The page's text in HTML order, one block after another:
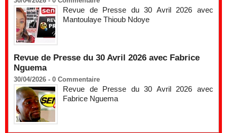
Revue de Presse du 30 Avril 2026 avec
Mantoulaye Thioub Ndoye
Revue de Presse du 30 Avril 2026 avec Fabrice
Nguema
30/04/2026 - 0 Commentaire
Revue de Presse du 30 Avril 2026 avec
Fabrice Nguema